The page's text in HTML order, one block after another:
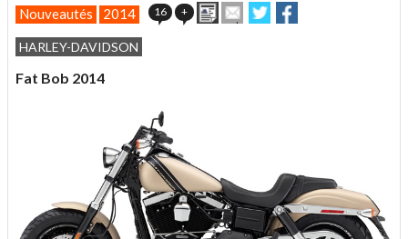
Nouveautés 2014 16 + ImprimerEnvoyer
cet
Partager
sur
sur
HARLEY-DAVIDSON
Fat Bob 2014